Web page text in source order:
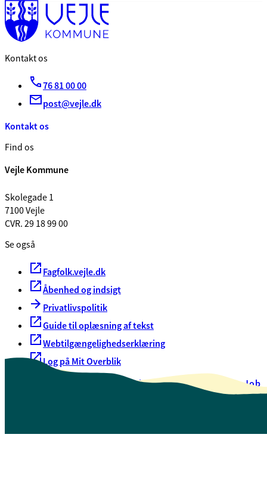
Kontakt os
76 81 00 00
post@vejle.dk
Kontakt os
Find os
Vejle Kommune
Skolegade 1
7100 Vejle
CVR. 29 18 99 00
Se også
Fagfolk.vejle.dk
Åbenhed og indsigt
Privatlivspolitik
Guide til oplæsning af tekst
Webtilgængelighedserklæring
Log på Mit Overblik
Oversigt over selvbetjeningJob